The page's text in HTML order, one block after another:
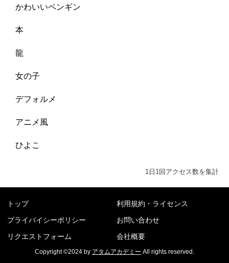
かわいいペンギン
本
龍
女の子
デフォルメ
アニメ風
ひよこ
1日1回アクセス数を集計
トップ
利用規約・ライセンス
プライバイシーポリシー
お問い合わせ
リクエストフォーム
会社概要
Copyright ©2024 by アタムアカデミー All rights reserved.